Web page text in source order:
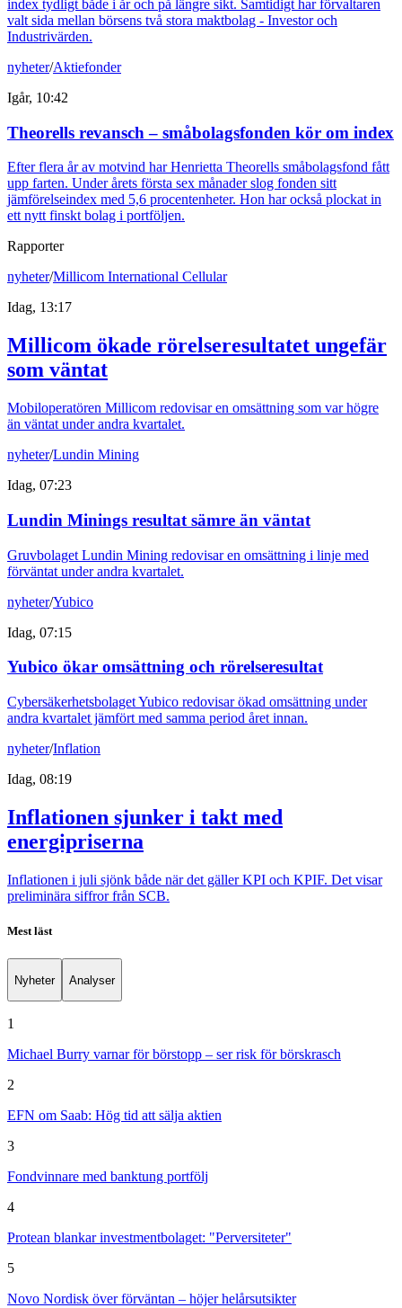
index tydligt både i år och på längre sikt. Samtidigt har förvaltaren
valt sida mellan börsens två stora maktbolag - Investor och
Industrivärden.
nyheter/Aktiefonder
Igår, 10:42
Theorells revansch – småbolagsfonden kör om index
Efter flera år av motvind har Henrietta Theorells småbolagsfond fått
upp farten. Under årets första sex månader slog fonden sitt
jämförelseindex med 5,6 procentenheter. Hon har också plockat in
ett nytt finskt bolag i portföljen.
Rapporter
nyheter/Millicom International Cellular
Idag, 13:17
Millicom ökade rörelseresultatet ungefär
som väntat
Mobiloperatören Millicom redovisar en omsättning som var högre
än väntat under andra kvartalet.
nyheter/Lundin Mining
Idag, 07:23
Lundin Minings resultat sämre än väntat
Gruvbolaget Lundin Mining redovisar en omsättning i linje med
förväntat under andra kvartalet.
nyheter/Yubico
Idag, 07:15
Yubico ökar omsättning och rörelseresultat
Cybersäkerhetsbolaget Yubico redovisar ökad omsättning under
andra kvartalet jämfört med samma period året innan.
nyheter/Inflation
Idag, 08:19
Inflationen sjunker i takt med
energipriserna
Inflationen i juli sjönk både när det gäller KPI och KPIF. Det visar
preliminära siffror från SCB.
Mest läst
Nyheter Analyser
1
Michael Burry varnar för börstopp – ser risk för börskrasch
2
EFN om Saab: Hög tid att sälja aktien
3
Fondvinnare med banktung portfölj
4
Protean blankar investmentbolaget: "Perversiteter"
5
Novo Nordisk över förväntan – höjer helårsutsikter